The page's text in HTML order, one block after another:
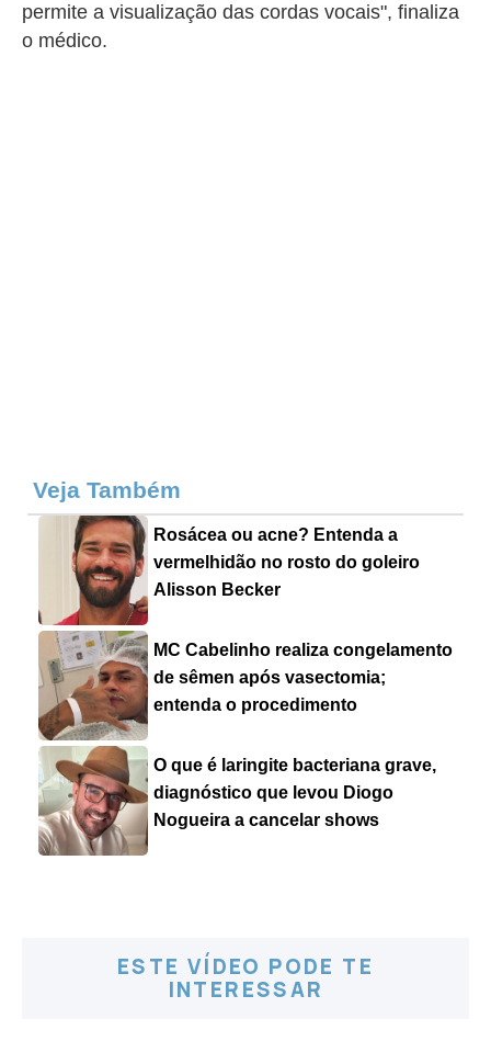
permite a visualização das cordas vocais", finaliza
o médico.
Veja Também
Rosácea ou acne? Entenda a
vermelhidão no rosto do goleiro
Alisson Becker
MC Cabelinho realiza congelamento
de sêmen após vasectomia;
entenda o procedimento
O que é laringite bacteriana grave,
diagnóstico que levou Diogo
Nogueira a cancelar shows
ESTE VÍDEO PODE TE
INTERESSAR